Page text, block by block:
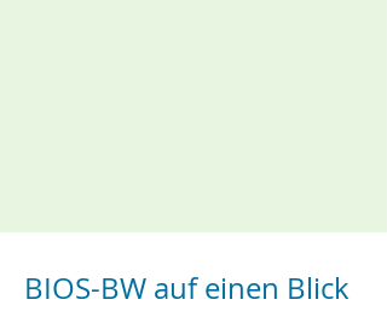
BIOS-BW auf einen Blick